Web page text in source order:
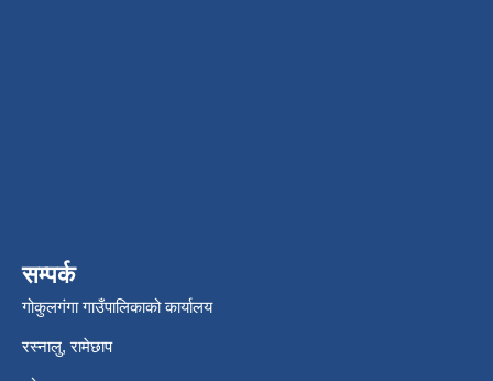
सम्पर्क
गोकुलगंगा गाउँपालिकाको कार्यालय
रस्नालु, रामेछाप